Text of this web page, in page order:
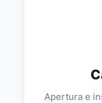
Apertura e